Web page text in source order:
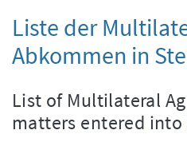
Liste der
Abkommen in
List of Multilateral
matters entered into